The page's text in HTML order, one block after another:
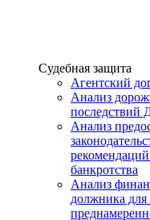
Услуги
Судебная защита
Агентский
Анализ
последствий
Анализ
банкротства
Анализ
должника